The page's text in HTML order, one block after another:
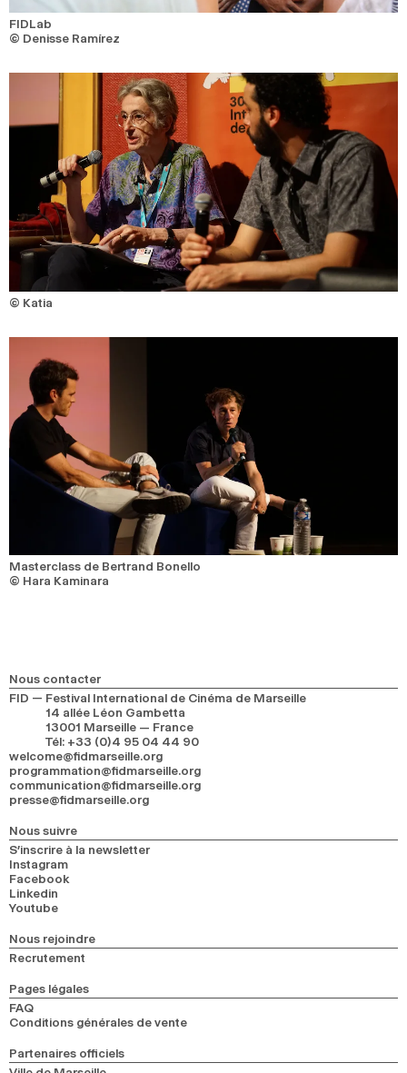
FIDLab
© Denisse Ramírez
© Katia
Masterclass de Bertrand Bonello
© Hara Kaminara
Nous contacter
FID — Festival International de Cinéma de Marseille
14 allée Léon Gambetta
13001 Marseille — France
Tél: +33 (0)4 95 04 44 90
welcome@fidmarseille.org
programmation@fidmarseille.org
communication@fidmarseille.org
presse@fidmarseille.org
Nous suivre
S’inscrire à la newsletter
Instagram
Facebook
Linkedin
Youtube
Nous rejoindre
Recrutement
Pages légales
FAQ
Conditions générales de vente
Partenaires officiels